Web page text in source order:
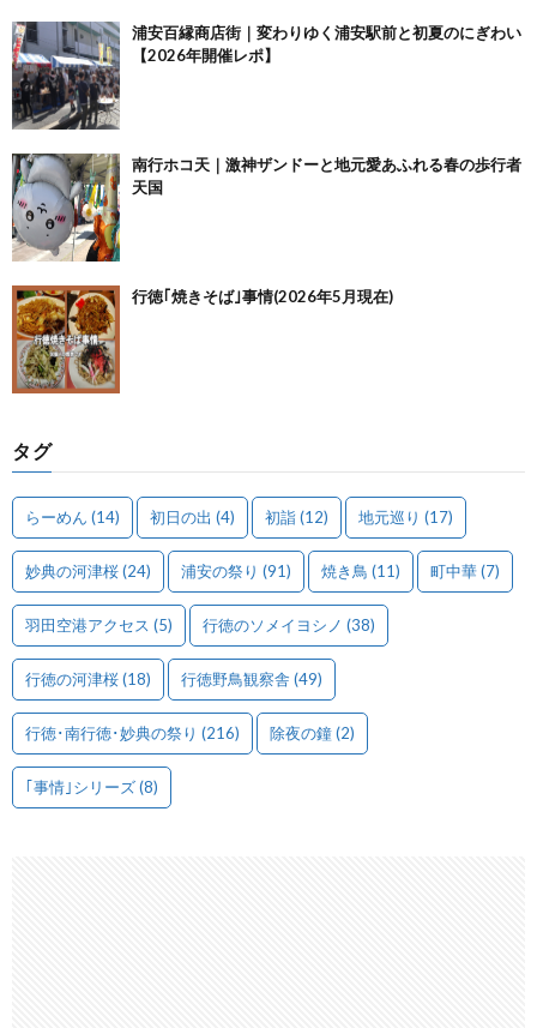
浦安百縁商店街｜変わりゆく浦安駅前と初夏のにぎわい
【2026年開催レポ】
南行ホコ天｜激神ザンドーと地元愛あふれる春の歩行者
天国
行徳｢焼きそば｣事情(2026年5月現在)
タグ
らーめん (14) 初日の出 (4) 初詣(12) 地元巡り (17)
妙典の河津桜(24) 浦安の祭り (91) 焼き鳥 (11) 町中華(7)
羽田空港アクセス (5) 行徳のソメイヨシノ (38)
行徳の河津桜(18) 行徳野鳥観察舎 (49)
行徳･南行徳･妙典の祭り (216) 除夜の鐘(2)
｢事情｣シリーズ(8)